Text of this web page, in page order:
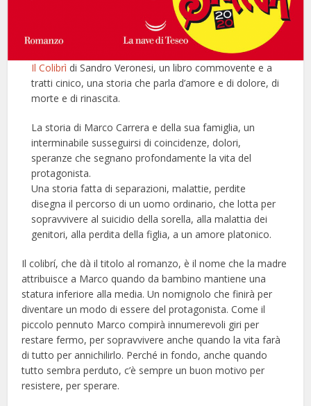
Il Colibrì di Sandro Veronesi, un libro commovente e a
tratti cinico, una storia che parla d’amore e di dolore, di
morte e di rinascita.
La storia di Marco Carrera e della sua famiglia, un
interminabile susseguirsi di coincidenze, dolori,
speranze che segnano profondamente la vita del
protagonista.
Una storia fatta di separazioni, malattie, perdite
disegna il percorso di un uomo ordinario, che lotta per
sopravvivere al suicidio della sorella, alla malattia dei
genitori, alla perdita della figlia, a un amore platonico.
Il colibrí, che dà il titolo al romanzo, è il nome che la madre
attribuisce a Marco quando da bambino mantiene una
statura inferiore alla media. Un nomignolo che finirà per
diventare un modo di essere del protagonista. Come il
piccolo pennuto Marco compirà innumerevoli giri per
restare fermo, per sopravvivere anche quando la vita farà
di tutto per annichilirlo. Perché in fondo, anche quando
tutto sembra perduto, c’è sempre un buon motivo per
resistere, per sperare.